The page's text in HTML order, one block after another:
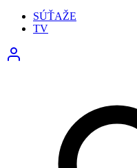
SÚŤAŽE
TV